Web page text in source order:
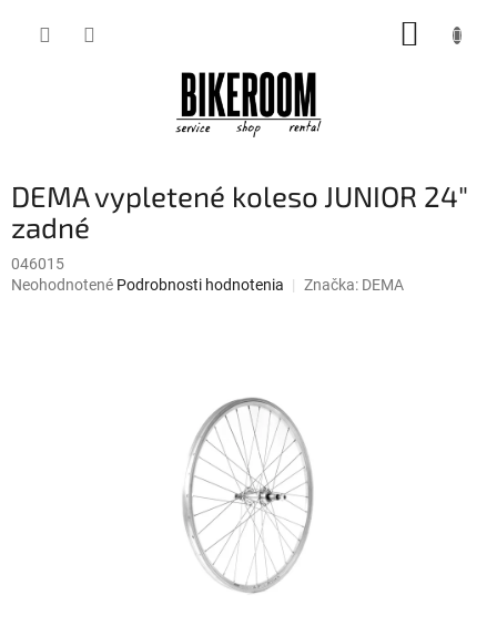
DEMA vypletené koleso JUNIOR 24"
zadné
046015
Priemerné
Neohodnotené Podrobnosti hodnotenia Značka: DEMA